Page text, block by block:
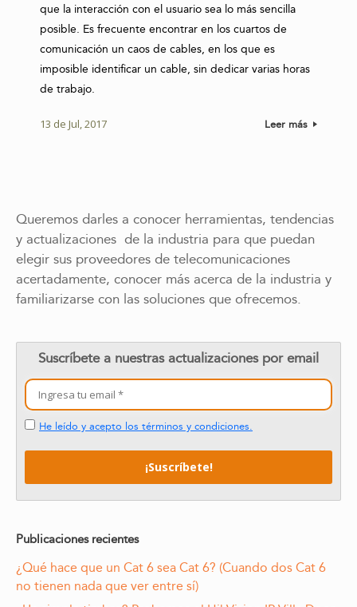
que la interacción con el usuario sea lo más sencilla
posible. Es frecuente encontrar en los cuartos de
comunicación un caos de cables, en los que es
imposible identificar un cable, sin dedicar varias horas
de trabajo.
13 de Jul, 2017 Leer más
Queremos darles a conocer herramientas, tendencias
y actualizaciones de la industria para que puedan
elegir sus proveedores de telecomunicaciones
acertadamente, conocer más acerca de la industria y
familiarizarse con las soluciones que ofrecemos.
Suscríbete a nuestras actualizaciones por email
He leído y acepto los términos y condiciones.
Publicaciones recientes
¿Qué hace que un Cat 6 sea Cat 6? (Cuando dos Cat 6
no tienen nada que ver entre sí)